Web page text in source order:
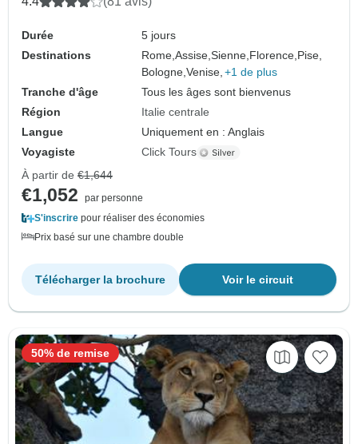
Durée
5 jours
Destinations
Rome,Assise,Sienne, Florence, Pise,
Bologne,Venise, +1 de plus
Tranche d'âge
Tous les âges sont bienvenus
Région
Italie centrale
Langue
Uniquement en : Anglais
Voyagiste
Click Tours
À partir de €1,644
€1,052
par personne
S'inscrire pour réaliser des économies
Prix basé sur une chambre double
Voir le circuit
Télécharger la brochure
50% de remise